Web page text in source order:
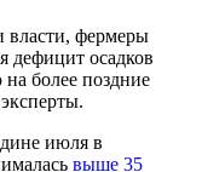
власти, фермеры
дефицит осадков
более поздние
июля в
выше 35